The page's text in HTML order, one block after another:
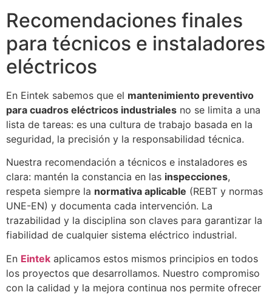
Recomendaciones finales
para técnicos e instaladores
eléctricos
En Eintek sabemos que el mantenimiento preventivo
para cuadros eléctricos industriales no se limita a una
lista de tareas: es una cultura de trabajo basada en la
seguridad, la precisión y la responsabilidad técnica.
Nuestra recomendación a técnicos e instaladores es
clara: mantén la constancia en las inspecciones,
respeta siempre la normativa aplicable (REBT y normas
UNE-EN) y documenta cada intervención. La
trazabilidad y la disciplina son claves para garantizar la
fiabilidad de cualquier sistema eléctrico industrial.
En Eintek aplicamos estos mismos principios en todos
los proyectos que desarrollamos. Nuestro compromiso
con la calidad y la mejora continua nos permite ofrecer